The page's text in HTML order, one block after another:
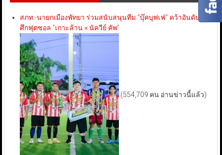
สภท.-นายกเมืองพัทยา ร่วมสนับสนุนทีม “บุ๊คบุฟเฟ่” คว้าอันดับ 3
ศึกฟุตซอล “เกาะล้าน × นัควีย์ คัพ”
(554,709 คน อ่านข่าวนี้แล้ว)